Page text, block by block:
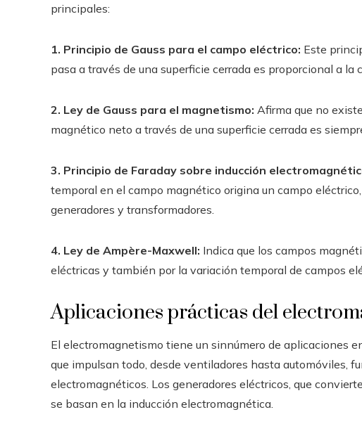
principales:
1. Principio de Gauss para el campo eléctrico: Este
pasa a través de una superficie cerrada es proporcional a
2. Ley de Gauss para el magnetismo: Afirma que no
magnético neto a través de una superficie cerrada es
3. Principio de Faraday sobre inducción
temporal en el campo magnético origina un campo
generadores y transformadores.
4. Ley de Ampère-Maxwell: Indica que los campos
eléctricas y también por la variación temporal de campos
Aplicaciones prácticas del
El electromagnetismo tiene un sinnúmero de aplicaciones
que impulsan todo, desde ventiladores hasta automóviles,
electromagnéticos. Los generadores eléctricos, que
se basan en la inducción electromagnética.